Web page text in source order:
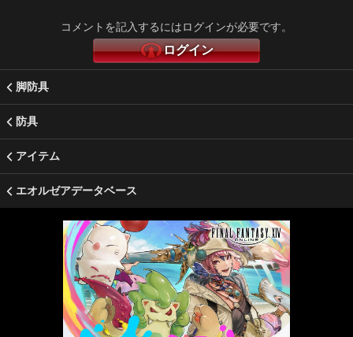
コメントを記入するにはログインが必要です。
ログイン
脚防具
防具
アイテム
エオルゼアデータベース